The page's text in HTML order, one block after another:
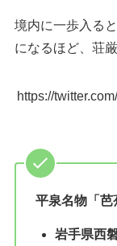
境内に一歩入る
になるほど、荘
https://
平泉名物「芭
岩手県西